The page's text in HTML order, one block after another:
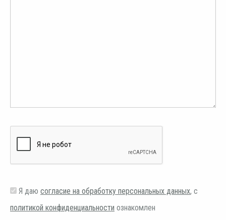
Я даю согласие на обработку персональных данных, с
политикой конфиденциальности ознакомлен